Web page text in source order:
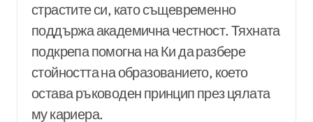
страстите си, като същевременно
поддържа академична честност. Тяхната
подкрепа помогна на Ки да разбере
стойността на образованието, което
остава ръководен принцип през цялата
му кариера.